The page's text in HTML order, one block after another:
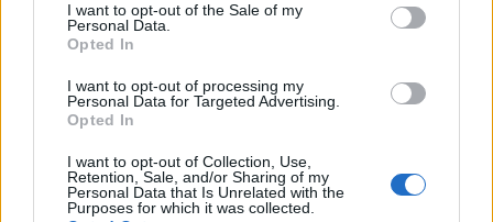
I want to opt-out of the Sale of my
Personal Data.
Opted In
I want to opt-out of processing my
Personal Data for Targeted Advertising.
Opted In
I want to opt-out of Collection, Use,
Retention, Sale, and/or Sharing of my
Personal Data that Is Unrelated with the
Purposes for which it was collected.
Οκτώβρη, οι υποχρεώσεις και οι κυρώσεις που
έρχονται